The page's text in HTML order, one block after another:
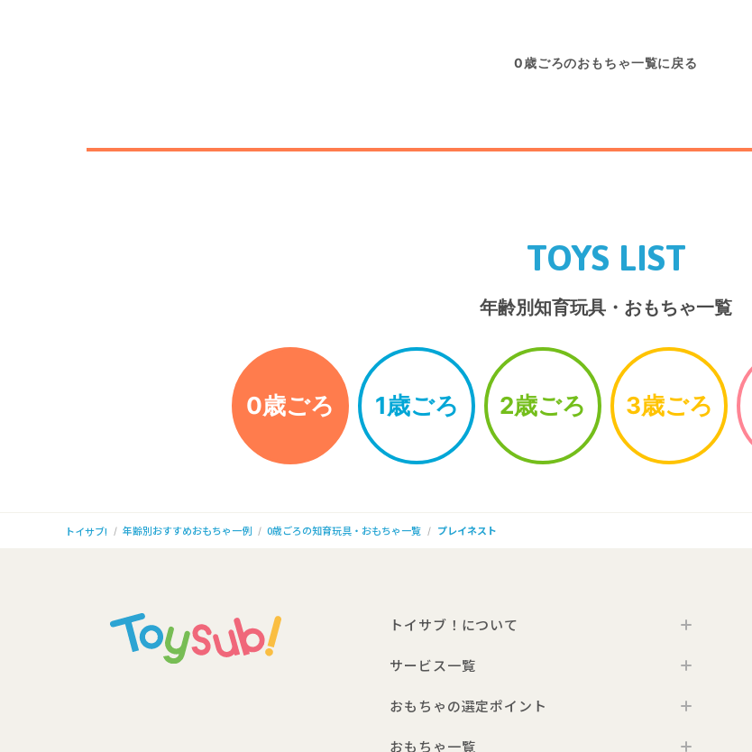
0歳ごろのおもちゃ一覧に戻る
TOYS LIST
年齢別知育玩具・おもちゃ一覧
0歳ごろ 1歳ごろ 2歳ごろ 3歳ごろ
トイサブ! 年齢別おすすめおもちゃ一例 0歳ごろの知育玩具・おもちゃ一覧 プレイネスト
トイサブ！について
トイサブ！の特徴
サービス一覧・料金
サービス一覧
トイサブ！ファーストセレクション
おもちゃの選定ポイント
年齢別おすすめおもちゃ
おもちゃ一覧